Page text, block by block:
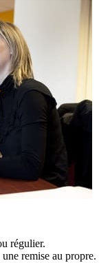
régulier.
remise au propre.